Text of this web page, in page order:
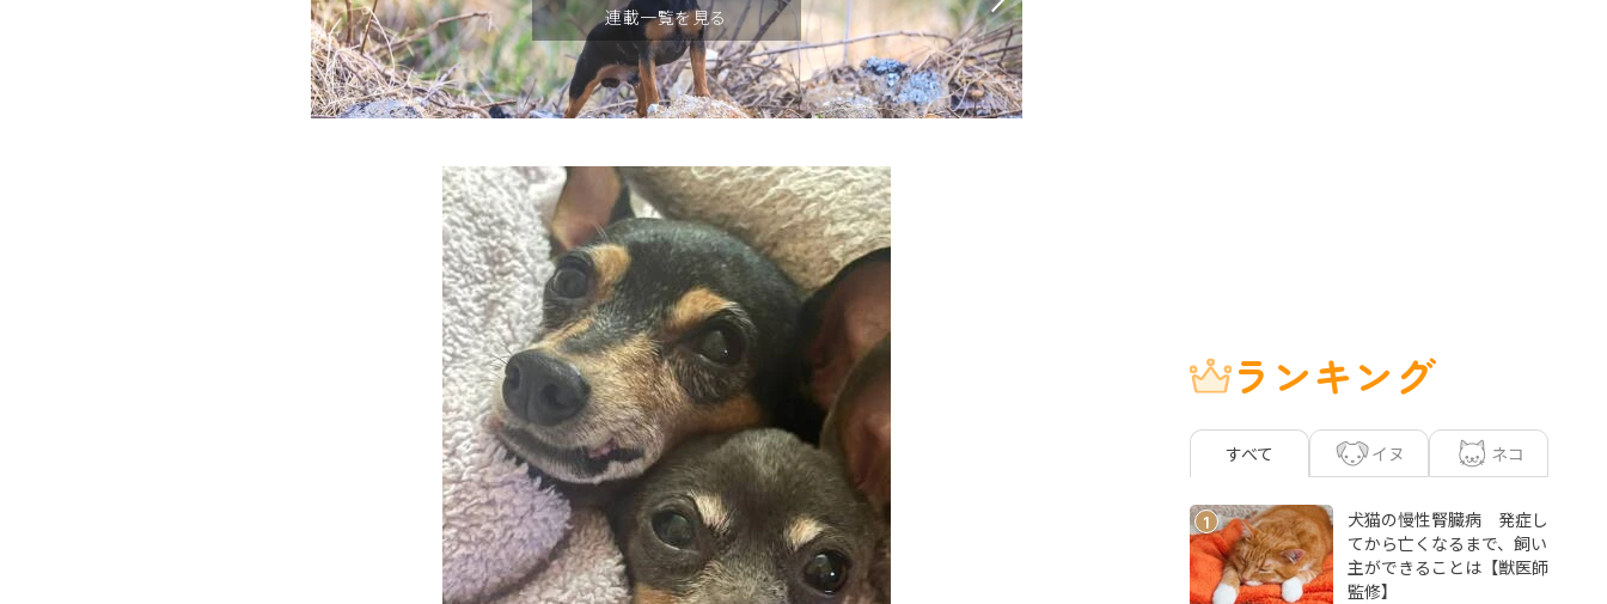
連載一覧を見る
ランキング
すべて イヌ ネコ
1
犬猫の慢性腎臓病 発症し
てから亡くなるまで、飼い
主ができることは【獣医師
監修】